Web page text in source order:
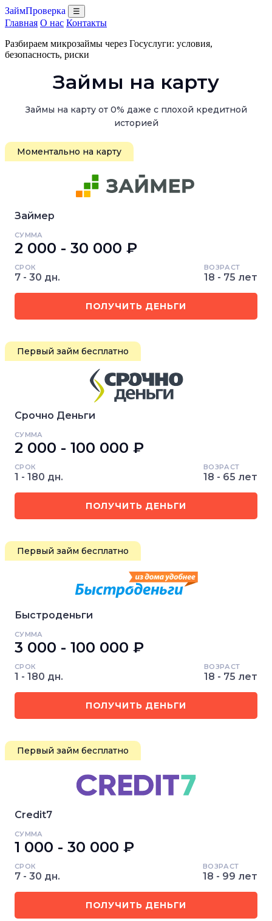
ЗаймПроверка ☰
Главная О нас Контакты
Разбираем микрозаймы через Госуслуги: условия,
безопасность, риски
Займы на карту
Займы на карту от 0% даже с плохой кредитной
историей
Моментально на карту
Займер
СУММА
2 000 - 30 000 ₽
СРОК
7 - 30 дн.
ВОЗРАСТ
18 - 75 лет
ПОЛУЧИТЬ ДЕНЬГИ
Первый займ бесплатно
Срочно Деньги
СУММА
2 000 - 100 000 ₽
СРОК
1 - 180 дн.
ВОЗРАСТ
18 - 65 лет
ПОЛУЧИТЬ ДЕНЬГИ
Первый займ бесплатно
Быстроденьги
СУММА
3 000 - 100 000 ₽
СРОК
1 - 180 дн.
ВОЗРАСТ
18 - 75 лет
ПОЛУЧИТЬ ДЕНЬГИ
Первый займ бесплатно
Credit7
СУММА
1 000 - 30 000 ₽
СРОК
7 - 30 дн.
ВОЗРАСТ
18 - 99 лет
ПОЛУЧИТЬ ДЕНЬГИ